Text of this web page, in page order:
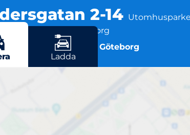
2-14
2-14, 418 39 Göteborg
i Göteborg
Ladda